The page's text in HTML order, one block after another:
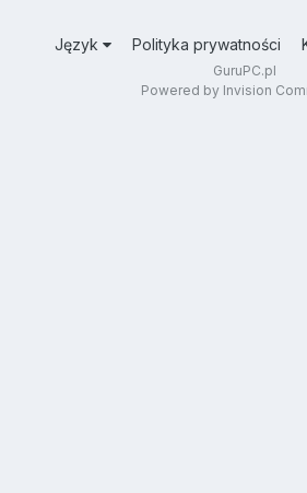
Język Polityka prywatności
GuruPC.pl
Powered by Invision